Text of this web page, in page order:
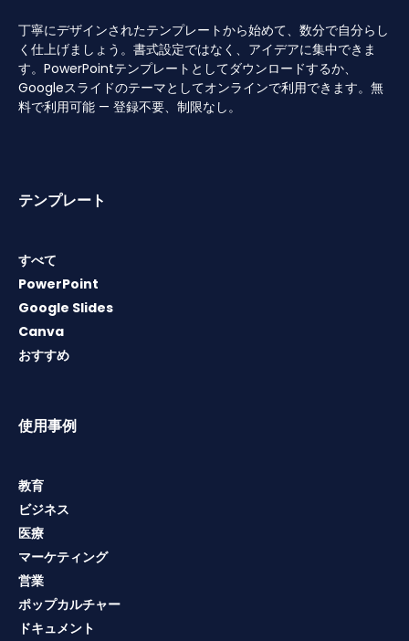
丁寧にデザインされたテンプレートから始めて、数分で自分らし
く仕上げましょう。書式設定ではなく、アイデアに集中できま
す。PowerPointテンプレートとしてダウンロードするか、
Googleスライドのテーマとしてオンラインで利用できます。無
料で利用可能 — 登録不要、制限なし。
テンプレート
すべて
PowerPoint
Google Slides
Canva
おすすめ
使用事例
教育
ビジネス
医療
マーケティング
営業
ポップカルチャー
ドキュメント